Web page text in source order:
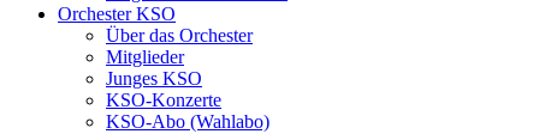
Orchester KSO
Über das Orchester
Mitglieder
Junges KSO
KSO-Konzerte
KSO-Abo (Wahlabo)